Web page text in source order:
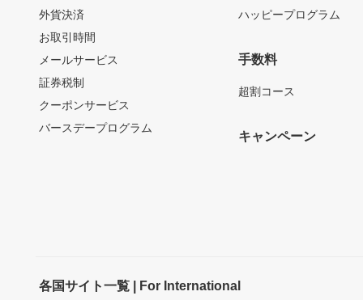
外貨決済
お取引時間
メールサービス
証券税制
クーポンサービス
バースデープログラム
ハッピープログラム
手数料
超割コース
キャンペーン
各国サイト一覧 | For International